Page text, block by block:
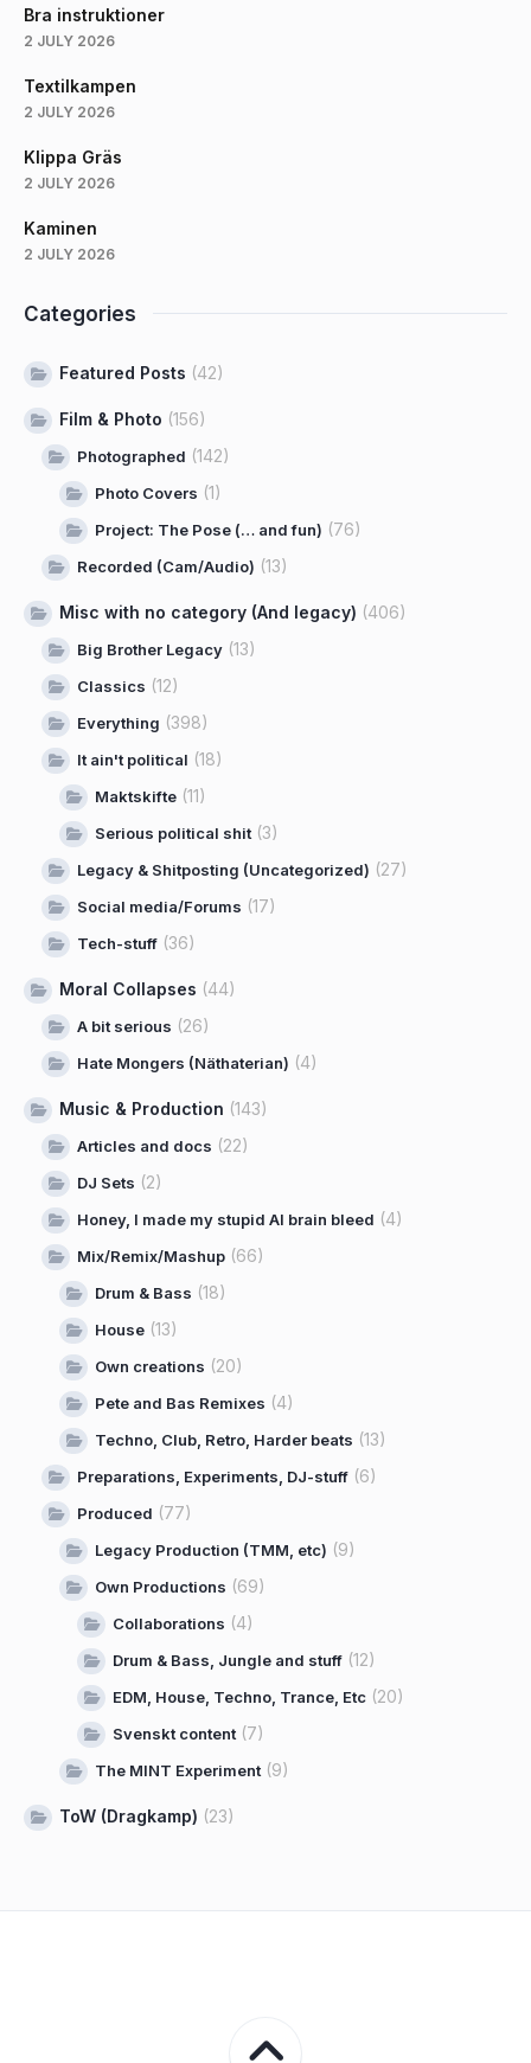
Bra instruktioner
2 JULY 2026
Textilkampen
2 JULY 2026
Klippa Gräs
2 JULY 2026
Kaminen
2 JULY 2026
Categories
Featured Posts (42)
Film & Photo (156)
Photographed (142)
Photo Covers (1)
Project: The Pose (… and fun) (76)
Recorded (Cam/Audio) (13)
Misc with no category (And legacy) (406)
Big Brother Legacy (13)
Classics (12)
Everything (398)
It ain't political (18)
Maktskifte (11)
Serious political shit (3)
Legacy & Shitposting (Uncategorized) (27)
Social media/Forums (17)
Tech-stuff (36)
Moral Collapses (44)
A bit serious (26)
Hate Mongers (Näthaterian) (4)
Music & Production (143)
Articles and docs (22)
DJ Sets (2)
Honey, I made my stupid AI brain bleed (4)
Mix/Remix/Mashup (66)
Drum & Bass (18)
House (13)
Own creations (20)
Pete and Bas Remixes (4)
Techno, Club, Retro, Harder beats (13)
Preparations, Experiments, DJ-stuff (6)
Produced (77)
Legacy Production (TMM, etc) (9)
Own Productions (69)
Collaborations (4)
Drum & Bass, Jungle and stuff (12)
EDM, House, Techno, Trance, Etc (20)
Svenskt content (7)
The MINT Experiment (9)
ToW (Dragkamp) (23)